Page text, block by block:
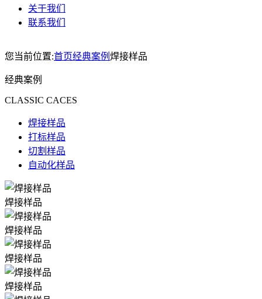
关于我们
联系我们
您当前位置:首页经典案例 焊接样品
经典案例
CLASSIC CACES
焊接样品
打标样品
切割样品
自动化样品
焊接样品
焊接样品
焊接样品
焊接样品